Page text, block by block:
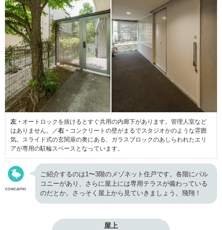
左・ オートロックを抜けるとすぐ共用の内廊下があります。管理人室など
はありません。／右・ コンクリートの壁がまるでスタジオかのような雰囲
気。スライド式の玄関扉の奥にある、ガラスブロックのあしらわれたエリ
アが専用の駐輪スペースとなっています。
cowcamo
ご紹介するのは1〜3階のメゾネット住戸です。各階にバル
コニーがあり、さらに屋上には専用テラスが備わっている
のだとか。さっそく屋上から見ていきましょう。飛翔！
屋上